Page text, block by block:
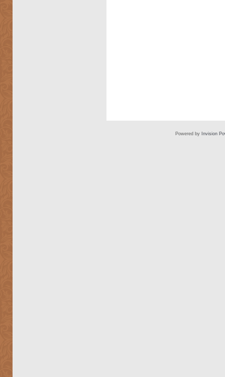
Powered by Invision